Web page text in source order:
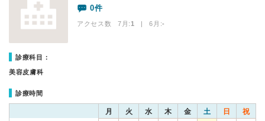
0件
アクセス数 7月:1 | 6月:-
診療科目：
美容皮膚科
診療時間
月 火 水 木 金 土 日 祝